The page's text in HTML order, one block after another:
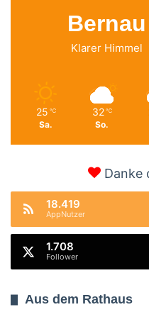
Bernau
Klarer Himmel
25 ℃
Sa.
32 ℃
So.
Danke
18.419
AppNutzer
1.708
Follower
Aus dem Rathaus